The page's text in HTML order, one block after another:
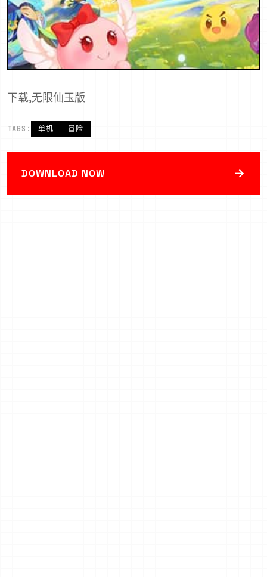
下载,无限仙玉版
TAGS: 单机 冒险
DOWNLOAD NOW →